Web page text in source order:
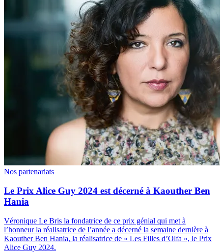
Nos partenariats
Le Prix Alice Guy 2024 est décerné à Kaouther Ben
Hania
Véronique Le Bris la fondatrice de ce prix génial qui met à
l’honneur la réalisatrice de l’année a décerné la semaine dernière à
Kaouther Ben Hania, la réalisatrice de « Les Filles d’Olfa », le Prix
Alice Guy 2024.